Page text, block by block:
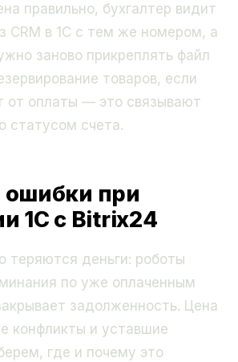
правильно, бухгалтер видит
CRM в 1С с тем же номером, а
заново прикреплять файл
товаров, если
от оплаты — это связывают
статусом счета.
при
1С с Bitrix24
теряются деньги: роботы
по уже оплаченным
задолженность. Цена
конфликты и уставшие
где и почему это